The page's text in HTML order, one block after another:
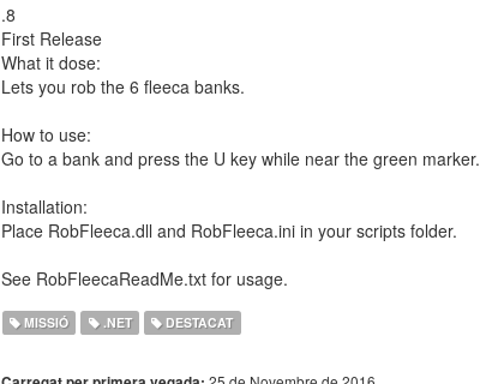
.8
First Release
What it dose:
Lets you rob the 6 fleeca banks.
How to use:
Go to a bank and press the U key while near the green marker.
Installation:
Place RobFleeca.dll and RobFleeca.ini in your scripts folder.
See RobFleecaReadMe.txt for usage.
MISSIÓ .NET DESTACAT